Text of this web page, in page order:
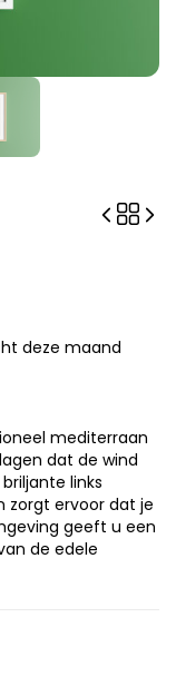
deze maand
mediterraan
dat de wind
links
zorgt ervoor dat je
geeft u een
de edele